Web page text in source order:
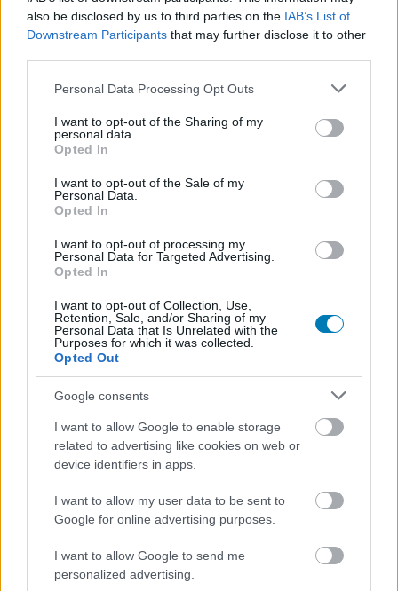
also be disclosed by us to third parties on the IAB’s List of
Downstream Participants that may further disclose it to other
Please note that this website/app uses one or more Google
not limited to your visit or usage behaviour. You may click to
grant or deny consent to Google and its third-party tags to
use your data for below specified purposes in below Google
consent section.
Personal Data Processing Opt Outs
I want to opt-out of the Sharing of my
personal data.
Opted In
I want to opt-out of the Sale of my
Personal Data.
Opted In
I want to opt-out of processing my
Personal Data for Targeted Advertising.
Opted In
I want to opt-out of Collection, Use,
Retention, Sale, and/or Sharing of my
Personal Data that Is Unrelated with the
Purposes for which it was collected.
Opted Out
Google consents
I want to allow Google to enable storage
related to advertising like cookies on web or
device identifiers in apps.
I want to allow my user data to be sent to
Google for online advertising purposes.
I want to allow Google to send me
personalized advertising.
míg a Kung Fu Panda 4 31,5 milliót), az új Dűne így is a
2024 legtöbb bevételt termelő filmje a világon és
A Dűne: Második rész ugyanis jelen pillanatban az
millió dolláros összesített bevételnél jár, ezzel pedig már
most sikerült megelőzni a 2021-es első részt.
Az első Dűne mozi ugyanis az USA-ban 108 milliós, az
egész világon pedig 433 milliós összesített bevételnél
zárt, ezeket a folytatás már most sikeresen maga
mögött hagyta. A kontextusból mondjuk nem hiányozhat
az sem, hogy az első Dűne egyszerre jelent meg az HBO
Max streamingplatformon és a mozikban (ahogy sok
értelemszerűen már csak és kizárólag a vetítőtermeket
Ha esetleg még nem láttátok volna a Dűne: Második
részről készült kritikánkat, akkor alább megnézhetitek,
vagy ide kattintva akár el is tudjátok olvasni azt.